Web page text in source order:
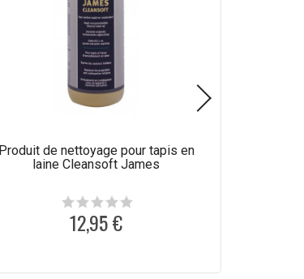
Produit de nettoyage pour tapis en
laine Cleansoft James
12,95 €